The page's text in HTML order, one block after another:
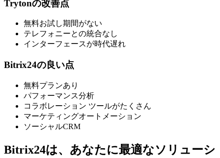
Trytonの改善点
無料お試し期間がない
テレフォニーとの統合なし
インターフェースが時代遅れ
Bitrix24の良い点
無料プランあり
パフォーマンス分析
コラボレーション ツールがたくさん
マーケティングオートメーション
ソーシャルCRM
Bitrix24は、あなたに最適なソリューシ